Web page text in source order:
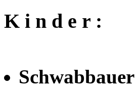
K i n d e r :